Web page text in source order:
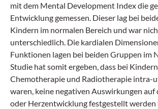
mit dem Mental Development Index die
Entwicklung gemessen. Dieser lag bei
Kindern im normalen Bereich und war
unterschiedlich. Die kardialen
Funktionen lagen bei beiden Gruppen im
Studie hat somit ergeben, dass bei
Chemotherapie und Radiotherapie intra-
waren, keine negativen Auswirkungen auf
oder Herzentwicklung festgestellt werden